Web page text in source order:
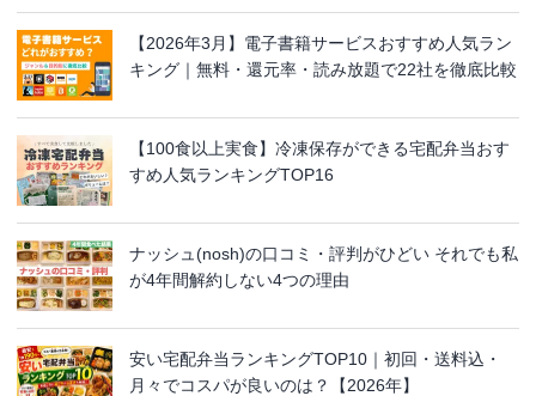
【2026年3月】電子書籍サービスおすすめ人気ラン
キング｜無料・還元率・読み放題で22社を徹底比較
【100食以上実食】冷凍保存ができる宅配弁当おす
すめ人気ランキングTOP16
ナッシュ(nosh)の口コミ・評判がひどい それでも私
が4年間解約しない4つの理由
安い宅配弁当ランキングTOP10｜初回・送料込・
月々でコスパが良いのは？【2026年】